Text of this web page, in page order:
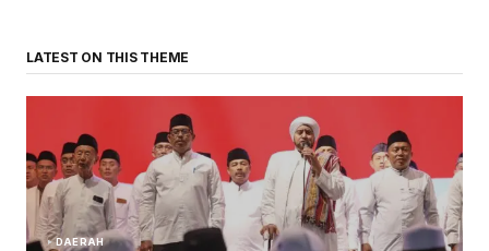
LATEST ON THIS THEME
DAERAH